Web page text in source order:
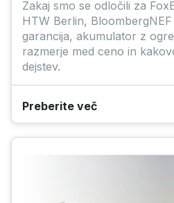
Zakaj smo se odločili za
HTW Berlin,
garancija, akumulator z
razmerje med ceno in
dejstev.
Preberite več